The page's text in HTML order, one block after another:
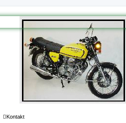
Kontakt